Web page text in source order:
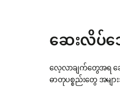
ဆေးလိပ်
လေ့လာချက်တွေအရ ဆ
ဓာတုပစ္စည်းတွေ အမျ